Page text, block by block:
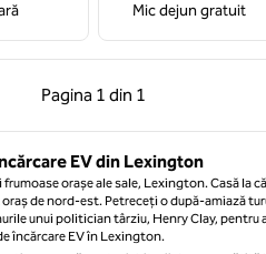
Mic dejun gratuit
Pagina 1 din 1
Pagina anterioară, 1 din 1
Pagina 1 din 1
EV din Lexington
orașe ale sale, Lexington. Casă la
de nord-est. Petreceți o după-amiază
unui politician târziu, Henry Clay, pentru
încărcare EV în Lexington.